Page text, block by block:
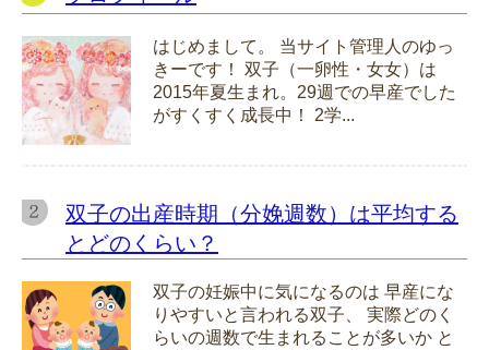
はじめまして。 当サイト管理人のゆっ
きーです！ 双子（一卵性・女女）は
2015年夏生まれ。29週での早産でした
がすくすく成長中！ 2学...
双子の出産時期（分娩週数）は平均する
とどのくらい？
双子の妊娠中に気になるのは 早産にな
りやすいと言われる双子、 実際どのく
らいの週数で生まれることが多いか と